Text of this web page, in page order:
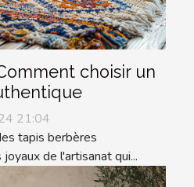
choisir un
21:04
tapis berbères
de l'artisanat qui...